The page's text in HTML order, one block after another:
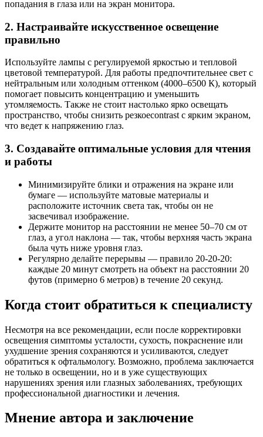
попадания в глаза или на экран монитора.
2. Настраивайте искусственное освещение
правильно
Используйте лампы с регулируемой яркостью и тепловой
цветовой температурой. Для работы предпочтительнее свет с
нейтральным или холодным оттенком (4000–6500 К), который
помогает повысить концентрацию и уменьшить
утомляемость. Также не стоит настолько ярко освещать
пространство, чтобы снизить резкоеcontrast с ярким экраном,
что ведет к напряжению глаз.
3. Создавайте оптимальные условия для чтения
и работы
Минимизируйте блики и отражения на экране или
бумаге — используйте матовые материалы и
расположите источник света так, чтобы он не
засвечивал изображение.
Держите монитор на расстоянии не менее 50–70 см от
глаз, а угол наклона — так, чтобы верхняя часть экрана
была чуть ниже уровня глаз.
Регулярно делайте перерывы — правило 20-20-20:
каждые 20 минут смотреть на объект на расстоянии 20
футов (примерно 6 метров) в течение 20 секунд.
Когда стоит обратиться к специалисту
Несмотря на все рекомендации, если после корректировки
освещения симптомы усталости, сухость, покраснение или
ухудшение зрения сохраняются и усиливаются, следует
обратиться к офтальмологу. Возможно, проблема заключается
не только в освещении, но и в уже существующих
нарушениях зрения или глазных заболеваниях, требующих
профессиональной диагностики и лечения.
Мнение автора и заключение